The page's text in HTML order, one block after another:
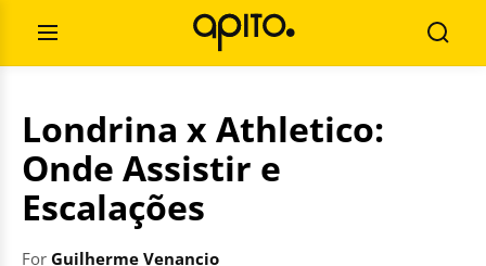
contentOpen
Menu
for:
Londrina x Athletico:
Onde Assistir e
Escalações
For Guilherme Venancio